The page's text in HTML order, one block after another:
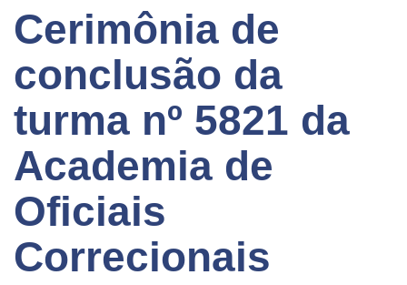
Cerimônia de
conclusão da
turma nº 5821 da
Academia de
Oficiais
Correcionais